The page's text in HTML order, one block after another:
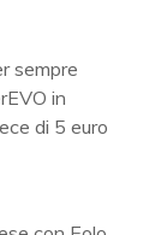
sempre
in
di 5 euro